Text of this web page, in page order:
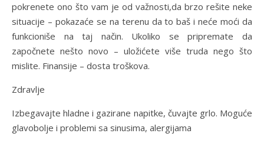
pokrenete ono što vam je od važnosti,da brzo rešite neke
situacije – pokazaće se na terenu da to baš i neće moći da
funkcioniše na taj način. Ukoliko se pripremate da
započnete nešto novo – uložićete više truda nego što
mislite. Finansije – dosta troškova.
Zdravlje
Izbegavajte hladne i gazirane napitke, čuvajte grlo. Moguće
glavobolje i problemi sa sinusima, alergijama